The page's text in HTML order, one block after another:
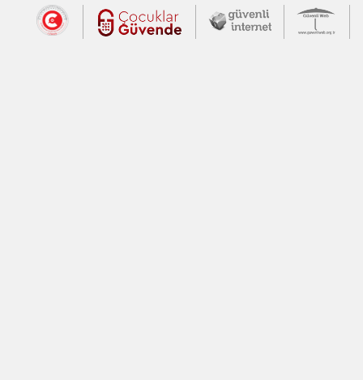
Dış Bağlantılar
Cumhurbaşkanlığı İletişim Merkezi
Çocuklar Güvende (yeni
Güvenli